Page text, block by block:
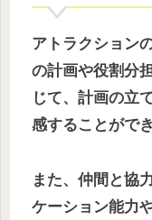
アトラクション
の計画や役割分
じて、計画の立
感することがで
また、仲間と協
ケーション能力